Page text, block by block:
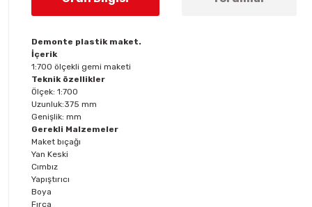
Demonte plastik maket.
İçerik
1:700 ölçekli gemi maketi
Teknik özellikler
Ölçek: 1:700
Uzunluk:375 mm
Genişlik: mm
Gerekli Malzemeler
Maket bıçağı
Yan Keski
Cımbız
Yapıştırıcı
Boya
Fırça